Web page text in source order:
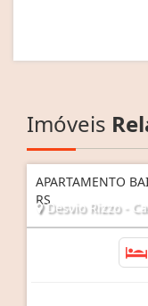
Imóveis
APARTAMENTO
RSDesvio Rizzo -